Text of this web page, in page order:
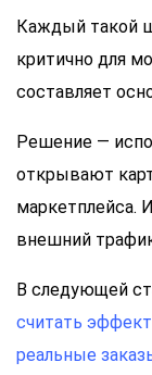
Каждый такой
критично для
составляет
Решение —
открывают
маркетплейса.
внешний
В следующей
считать
реальные